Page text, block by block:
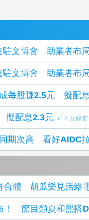
駐文博會 助業者布
駐文博會 助業者布
每股賺2.5元 擬配
擬配息2.3元 (18 分鐘
期次高 看好AIDC
合體 胡瓜樂見活絡
！ 節目類夏和熙搭